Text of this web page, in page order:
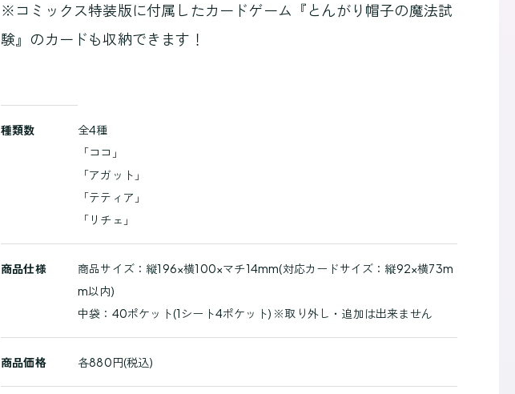
※コミックス特装版に付属したカードゲーム『とんがり帽子の魔法試
験』のカードも収納できます！
種類数
全4種
「ココ」
「アガット」
「テティア」
「リチェ」
商品仕様
商品サイズ：縦196×横100×マチ14mm(対応カードサイズ：縦92×横73m
m以内)
中袋：40ポケット(1シート4ポケット) ※取り外し・追加は出来ません
商品価格 各880円(税込)